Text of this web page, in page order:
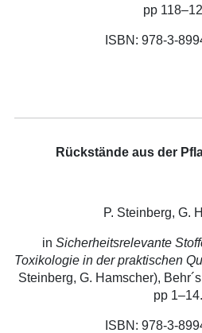
pp
ISBN: 978-3-
Rückstände aus der
P. Steinberg, G.
in Sicherheitsrelevante
Toxikologie in der praktischen
Steinberg, G. Hamscher),
pp 1–14.
ISBN: 978-3-